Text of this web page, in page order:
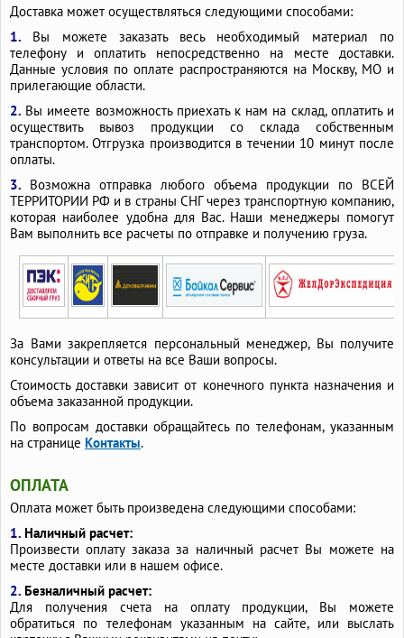
Доставка может осуществляться следующими способами:
1. Вы можете заказать весь необходимый материал по
телефону и оплатить непосредственно на месте доставки.
Данные условия по оплате распространяются на Москву, МО и
прилегающие области.
2. Вы имеете возможность приехать к нам на склад, оплатить и
осуществить вывоз продукции со склада собственным
транспортом. Отгрузка производится в течении 10 минут после
оплаты.
3. Возможна отправка любого объема продукции по ВСЕЙ
ТЕРРИТОРИИ РФ и в страны СНГ через транспортную компанию,
которая наиболее удобна для Вас. Наши менеджеры помогут
Вам выполнить все расчеты по отправке и получению груза.
За Вами закрепляется персональный менеджер, Вы получите
консультации и ответы на все Ваши вопросы.
Стоимость доставки зависит от конечного пункта назначения и
объема заказанной продукции.
По вопросам доставки обращайтесь по телефонам, указанным
на странице Контакты.
ОПЛАТА
Оплата может быть произведена следующими способами:
1. Наличный расчет:
Произвести оплату заказа за наличный расчет Вы можете на
месте доставки или в нашем офисе.
2. Безналичный расчет:
Для получения счета на оплату продукции, Вы можете
обратиться по телефонам указанным на сайте, или выслать